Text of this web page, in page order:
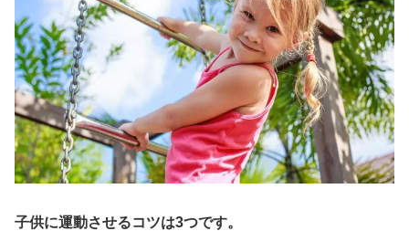
子供に運動させるコツは3つです。